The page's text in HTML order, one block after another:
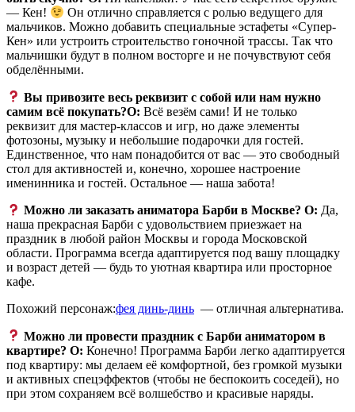
— Кен!
Он отлично справляется с ролью ведущего для
мальчиков. Можно добавить специальные эстафеты «Супер-
Кен» или устроить строительство гоночной трассы. Так что
мальчишки будут в полном восторге и не почувствуют себя
обделёнными.
Вы привозите весь реквизит с собой или нам нужно
самим всё покупать?О: Всё везём сами! И не только
реквизит для мастер-классов и игр, но даже элементы
фотозоны, музыку и небольшие подарочки для гостей.
Единственное, что нам понадобится от вас — это свободный
стол для активностей и, конечно, хорошее настроение
именинника и гостей. Остальное — наша забота!
Можно ли заказать аниматора Барби в Москве?О: Да,
наша прекрасная Барби с удовольствием приезжает на
праздник в любой район Москвы и города Московской
области. Программа всегда адаптируется под вашу площадку
и возраст детей — будь то уютная квартира или просторное
кафе.
Похожий персонаж:фея динь-динь — отличная альтернатива.
Можно ли провести праздник с Барби аниматором в
квартире? О: Конечно! Программа Барби легко адаптируется
под квартиру: мы делаем её комфортной, без громкой музыки
и активных спецэффектов (чтобы не беспокоить соседей), но
при этом сохраняем всё волшебство и красивые наряды.